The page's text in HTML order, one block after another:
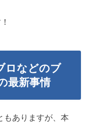
ロなどのブ
最新事情
もありますが、本